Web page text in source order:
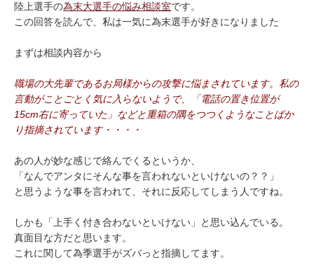
陸上選手の為末大選手の悩み相談室です。
この回答を読んで、私は一気に為末選手が好きになりました
まずは相談内容から
職場の大先輩であるお局様からの攻撃に悩まされています。私の
言動がことごとく気に入らないようで、「電話の置き位置が
15cm右に寄っていた」などと重箱の隅をつつくようなことばか
り指摘されています・・・・
あの人が妙な感じで絡んでくるというか、
「なんでアンタにそんな事を言われないといけないの？？」
と思うような事を言われて、それに反応してしまう人ですね。
しかも「上手く付き合わないといけない」と思い込んでいる。
真面目な方だと思います。
これに関して為季選手がズバっと指摘してます。